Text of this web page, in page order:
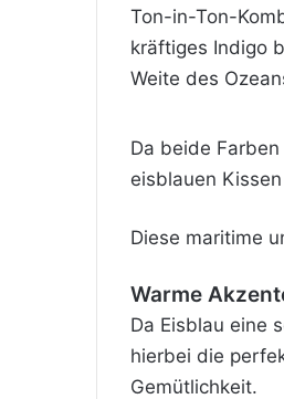
Ton-in-Ton-
kräftiges Indigo
Weite des
Da beide
eisblauen
Diese maritime
Warme
Da Eisblau eine
hierbei die
Gemütlichkeit.